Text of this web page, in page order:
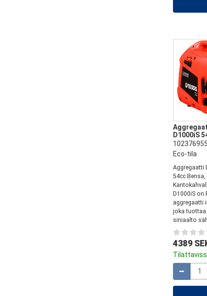
D1000iS
Eco-tila
Aggregaatti
54cc
D1000iS on
aggregaatti
joka
siniaalto
4389
Määrä